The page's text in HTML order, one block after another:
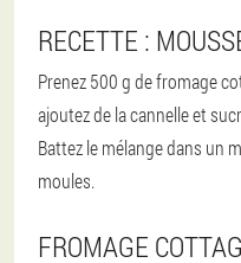
RECETTE :
Prenez 500 g de fromage
ajoutez de la cannelle et
Battez le mélange dans un
moules.
FROMAGE